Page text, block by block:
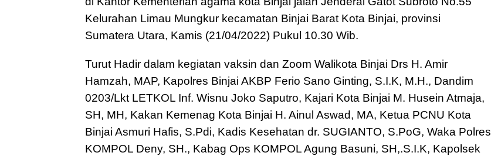
Kelurahan Limau Mungkur kecamatan Binjai Barat Kota Binjai, provinsi
Sumatera Utara, Kamis (21/04/2022) Pukul 10.30 Wib.
Turut Hadir dalam kegiatan vaksin dan Zoom Walikota Binjai Drs H. Amir
Hamzah, MAP, Kapolres Binjai AKBP Ferio Sano Ginting, S.I.K, M.H., Dandim
0203/Lkt LETKOL Inf. Wisnu Joko Saputro, Kajari Kota Binjai M. Husein Atmaja,
SH, MH, Kakan Kemenag Kota Binjai H. Ainul Aswad, MA, Ketua PCNU Kota
Binjai Asmuri Hafis, S.Pdi, Kadis Kesehatan dr. SUGIANTO, S.PoG, Waka Polres
KOMPOL Deny, SH., Kabag Ops KOMPOL Agung Basuni, SH,.S.I.K, Kapolsek